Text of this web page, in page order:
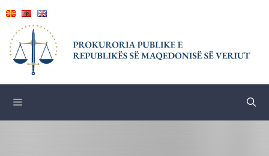
content